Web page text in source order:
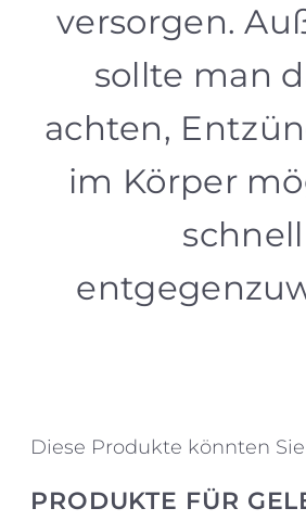
versorgen.
sollte man
achten,
im Körper
schnell
Diese Produkte könnten
PRODUKTE FÜR